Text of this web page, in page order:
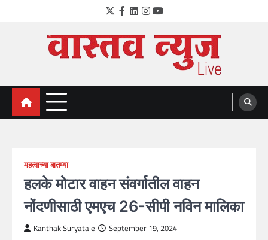
Twitter
Facebook
LinkedIn
Instagram
YouTube
VastavNEWSLive.com
a leading NEWS portal of Maharahstra
महत्वाच्या बातम्या
हलके मोटार वाहन संवर्गातील वाहन
नोंदणीसाठी एमएच 26-सीपी नविन मालिका
Kanthak Suryatale September 19, 2024